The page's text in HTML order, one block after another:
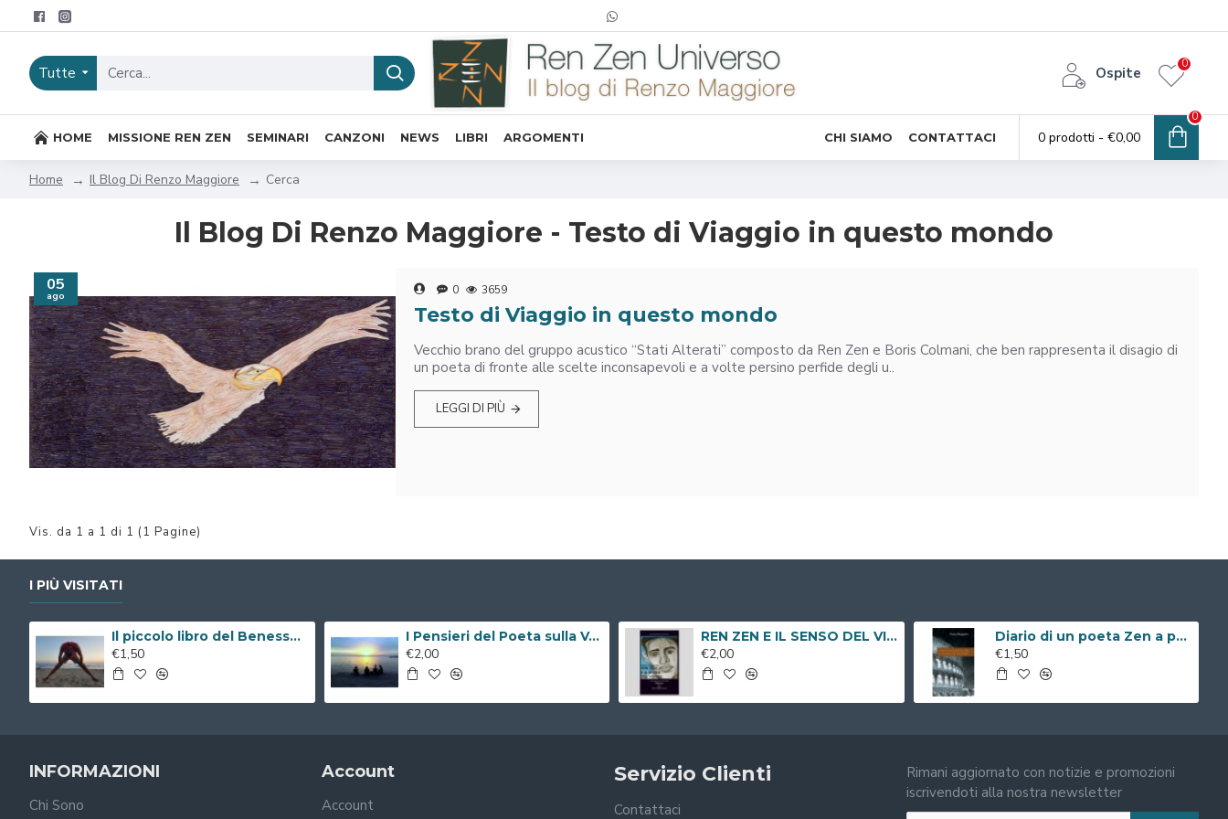
Tutte Ospite
0
HOME MISSIONE REN ZEN SEMINARI CANZONI NEWS LIBRI ARGOMENTI CHI SIAMO CONTATTACI 0 prodotti - €0,00
0
Home Il Blog Di Renzo Maggiore Cerca
Il Blog Di Renzo Maggiore - Testo di Viaggio in questo mondo
05
ago 0 3659
Testo di Viaggio in questo mondo
Vecchio brano del gruppo acustico “Stati Alterati” composto da Ren Zen e Boris Colmani, che ben rappresenta il disagio di
un poeta di fronte alle scelte inconsapevoli e a volte persino perfide degli u..
LEGGI DI PIÙ
Vis. da 1 a 1 di 1 (1 Pagine)
I PIÙ VISITATI
Il piccolo libro del Benessere ( Libro Digitale )
€1,50
I Pensieri del Poeta sulla V.i.a. ( Libro Digitale )
€2,00
REN ZEN E IL SENSO DEL VIVERE ( Libro Digitale )
€2,00
Diario di un poeta Zen a passeggio per Roma ( Libro Digitale )
€1,50
INFORMAZIONI
Chi Sono
Account
Account
Servizio Clienti
Contattaci
Rimani aggiornato con notizie e promozioni
iscrivendoti alla nostra newsletter